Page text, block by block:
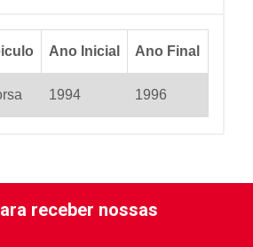
Ano Inicial Ano Final
1994 1996
receber nossas